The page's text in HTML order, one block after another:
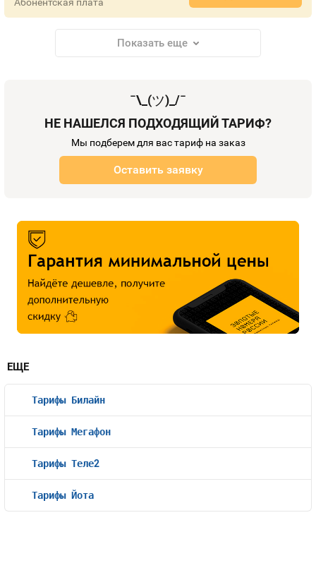
Показать еще
¯\_(ツ)_/¯
НЕ НАШЕЛСЯ ПОДХОДЯЩИЙ ТАРИФ?
Мы подберем для вас тариф на заказ
Оставить заявку
ЕЩЕ
Тарифы Билайн
Тарифы Мегафон
Тарифы Теле2
Тарифы Йота